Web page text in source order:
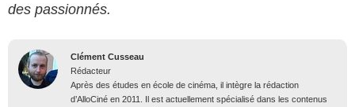
des passionnés.
Clément Cusseau
Rédacteur
Après des études en école de cinéma, il intègre la rédaction
d’AlloCiné en 2011. Il est actuellement spécialisé dans les contenus